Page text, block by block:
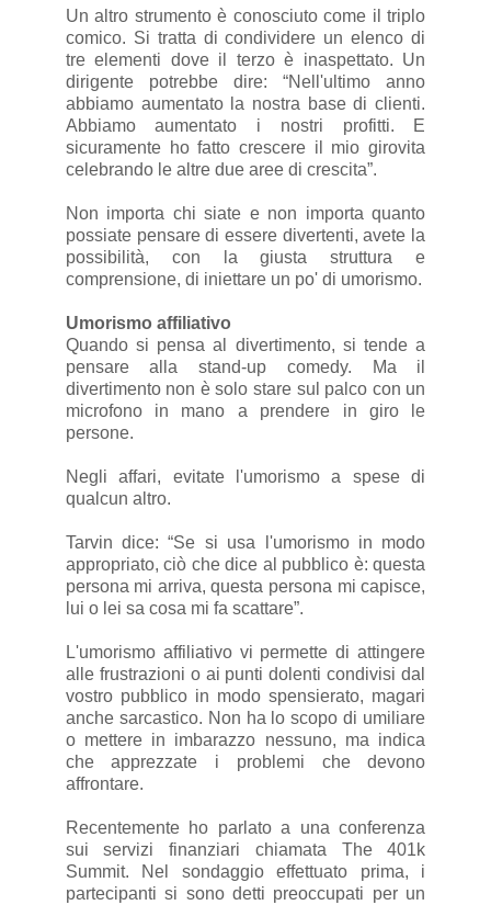
Un altro strumento è conosciuto come il triplo
comico. Si tratta di condividere un elenco di
tre elementi dove il terzo è inaspettato. Un
dirigente potrebbe dire: “Nell'ultimo anno
abbiamo aumentato la nostra base di clienti.
Abbiamo aumentato i nostri profitti. E
sicuramente ho fatto crescere il mio girovita
celebrando le altre due aree di crescita”.
Non importa chi siate e non importa quanto
possiate pensare di essere divertenti, avete la
possibilità, con la giusta struttura e
comprensione, di iniettare un po' di umorismo.
Umorismo affiliativo
Quando si pensa al divertimento, si tende a
pensare alla stand-up comedy. Ma il
divertimento non è solo stare sul palco con un
microfono in mano a prendere in giro le
persone.
Negli affari, evitate l'umorismo a spese di
qualcun altro.
Tarvin dice: “Se si usa l'umorismo in modo
appropriato, ciò che dice al pubblico è: questa
persona mi arriva, questa persona mi capisce,
lui o lei sa cosa mi fa scattare”.
L'umorismo affiliativo vi permette di attingere
alle frustrazioni o ai punti dolenti condivisi dal
vostro pubblico in modo spensierato, magari
anche sarcastico. Non ha lo scopo di umiliare
o mettere in imbarazzo nessuno, ma indica
che apprezzate i problemi che devono
affrontare.
Recentemente ho parlato a una conferenza
sui servizi finanziari chiamata The 401k
Summit. Nel sondaggio effettuato prima, i
partecipanti si sono detti preoccupati per un